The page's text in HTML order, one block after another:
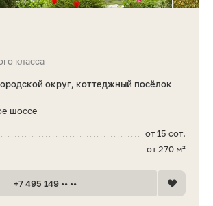
класса
округ, коттеджный посёлок
шоссе
от 15 сот.
от 270 м²
+7 495 149 •• ••